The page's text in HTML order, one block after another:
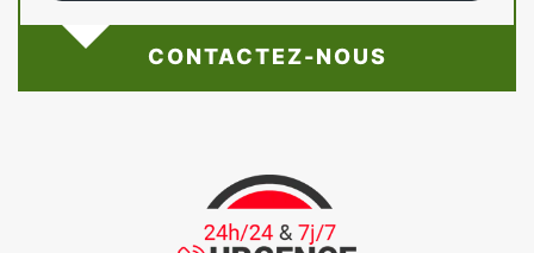
CONTACTEZ-NOUS